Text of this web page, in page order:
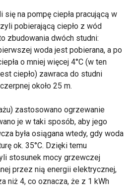
się na pompę ciepła pracującą w
pobierającą ciepło z wód
zbudowania dwóch studni:
woda jest pobierana, a po
o mniej więcej 4°C (w ten
ciepło) zawraca do studni
około 25 m.
zastosowano ogrzewanie
je w taki sposób, aby jego
była osiągana wtedy, gdy woda
ok. 35°C. Dzięki temu
stosunek mocy grzewczej
przez nią energii elektrycznej,
niż 4, co oznacza, że z 1 kWh